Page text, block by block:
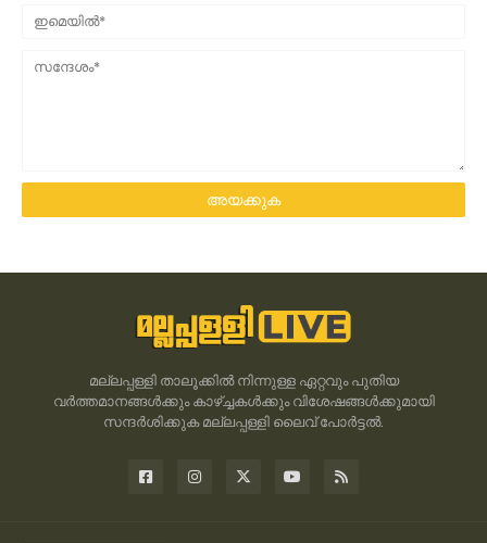
മല്ലപ്പള്ളി താലൂക്കിൽ നിന്നുള്ള ഏറ്റവും പുതിയ
വർത്തമാനങ്ങൾക്കും കാഴ്ച്ചകൾക്കും വിശേഷങ്ങൾക്കുമായി
സന്ദർശിക്കുക മല്ലപ്പള്ളി ലൈവ് പോർട്ടൽ.